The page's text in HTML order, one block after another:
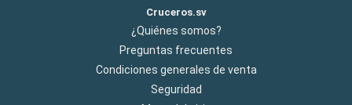
Cruceros.sv
¿Quiénes somos?
Preguntas frecuentes
Condiciones generales de venta
Seguridad